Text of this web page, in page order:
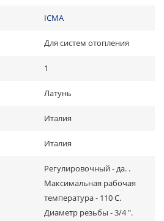
ICMA
Для систем отопления
1
Латунь
Италия
Италия
Регулировочный - да. .
Максимальная рабочая
температура - 110 С.
Диаметр резьбы - 3/4 ".